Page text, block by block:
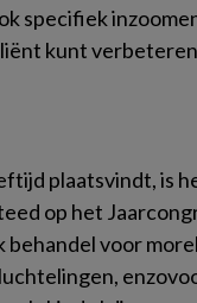
specifiek
kunt
plaatsvindt, is
op het
behandel voor